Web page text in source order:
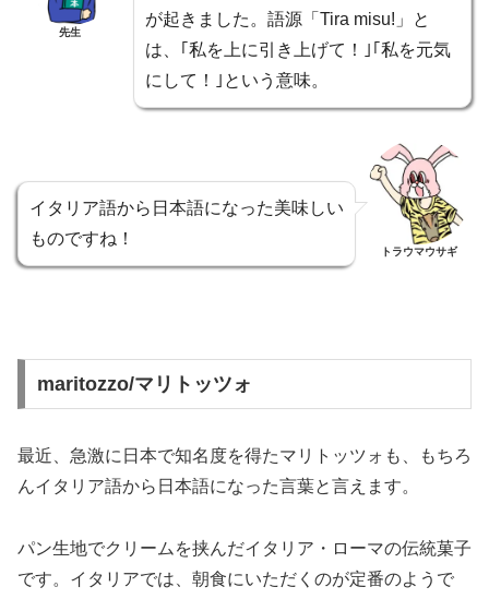
先生
が起きました。語源「Tira misu!」と
は、｢私を上に引き上げて！｣｢私を元気
にして！｣という意味。
イタリア語から日本語になった美味しい
ものですね！
トラウマウサギ
maritozzo/マリトッツォ
最近、急激に日本で知名度を得たマリトッツォも、もちろ
んイタリア語から日本語になった言葉と言えます。
パン生地でクリームを挟んだイタリア・ローマの伝統菓子
です。イタリアでは、朝食にいただくのが定番のようで